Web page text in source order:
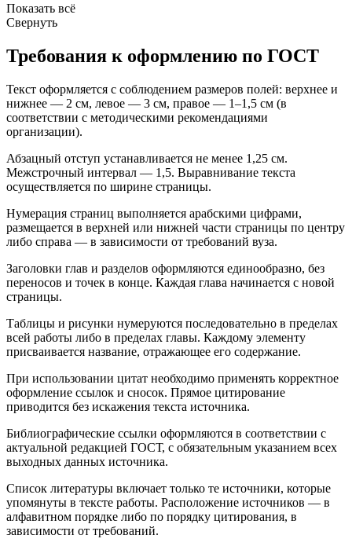
Показать всё
Свернуть
Требования к оформлению по ГОСТ
Текст оформляется с соблюдением размеров полей: верхнее и
нижнее — 2 см, левое — 3 см, правое — 1–1,5 см (в
соответствии с методическими рекомендациями
организации).
Абзацный отступ устанавливается не менее 1,25 см.
Межстрочный интервал — 1,5. Выравнивание текста
осуществляется по ширине страницы.
Нумерация страниц выполняется арабскими цифрами,
размещается в верхней или нижней части страницы по центру
либо справа — в зависимости от требований вуза.
Заголовки глав и разделов оформляются единообразно, без
переносов и точек в конце. Каждая глава начинается с новой
страницы.
Таблицы и рисунки нумеруются последовательно в пределах
всей работы либо в пределах главы. Каждому элементу
присваивается название, отражающее его содержание.
При использовании цитат необходимо применять корректное
оформление ссылок и сносок. Прямое цитирование
приводится без искажения текста источника.
Библиографические ссылки оформляются в соответствии с
актуальной редакцией ГОСТ, с обязательным указанием всех
выходных данных источника.
Список литературы включает только те источники, которые
упомянуты в тексте работы. Расположение источников — в
алфавитном порядке либо по порядку цитирования, в
зависимости от требований.